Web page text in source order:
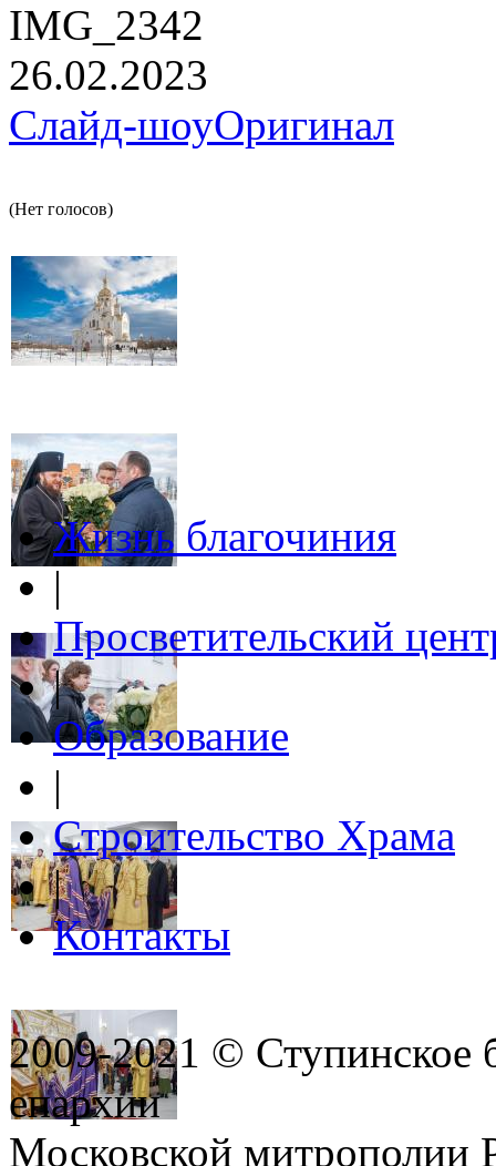
IMG_2342
26.02.2023
Слайд-шоуОригинал
(Нет голосов)
Жизнь благочиния
|
Просветительский
|
Образование
|
Строительство Храма
|
Контакты
2009-2021 © Ступинское
епархии
Московской митрополии